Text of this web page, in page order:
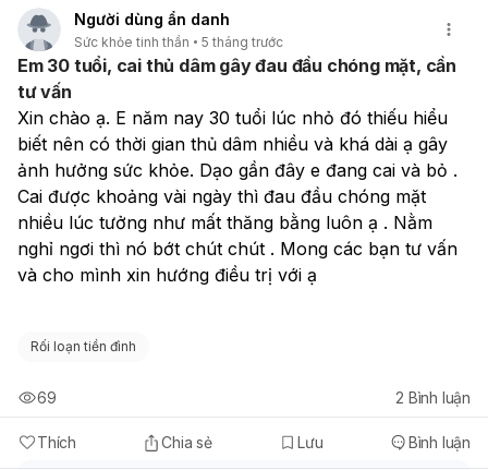
Người dùng ẩn danh
Sức khỏe tinh thần 5 tháng trước
Em 30 tuổi, cai thủ dâm gây đau đầu chóng mặt, cần
tư vấn
Xin chào ạ. E năm nay 30 tuổi lúc nhỏ đó thiếu hiểu
biết nên có thời gian thủ dâm nhiều và khá dài ạ gây
ảnh hưởng sức khỏe. Dạo gần đây e đang cai và bỏ .
Cai được khoảng vài ngày thì đau đầu chóng mặt
nhiều lúc tưởng như mất thăng bằng luôn ạ . Nằm
nghỉ ngơi thì nó bớt chút chút . Mong các bạn tư vấn
và cho mình xin hướng điều trị với ạ
Rối loạn tiền đình
Thích Chia sẻ Lưu Bình luận
69 2 Bình luận